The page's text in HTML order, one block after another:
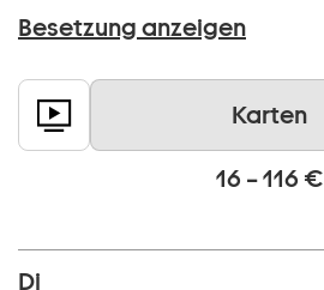
Besetzung anzeigen
Karten
16 – 116 €
Di